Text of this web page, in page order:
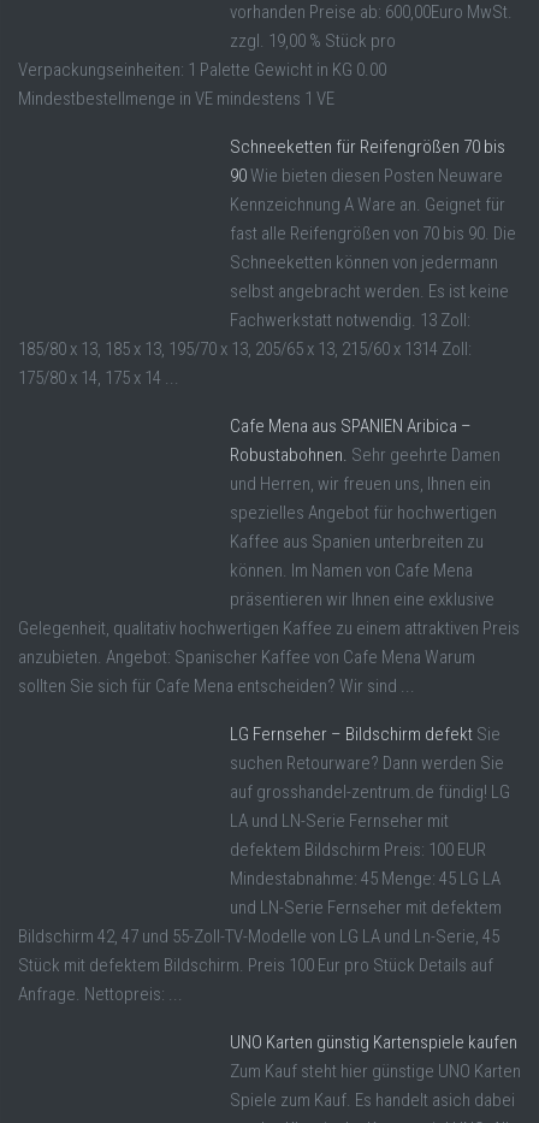
vorhanden Preise ab: 600,00Euro MwSt.
zzgl. 19,00 % Stück pro
Verpackungseinheiten: 1 Palette Gewicht in KG 0.00
Mindestbestellmenge in VE mindestens 1 VE
Schneeketten für Reifengrößen 70 bis
90Wie bieten diesen Posten Neuware
Kennzeichnung A Ware an. Geignet für
fast alle Reifengrößen von 70 bis 90. Die
Schneeketten können von jedermann
selbst angebracht werden. Es ist keine
Fachwerkstatt notwendig. 13 Zoll:
185/80 x 13, 185 x 13, 195/70 x 13, 205/65 x 13, 215/60 x 1314 Zoll:
175/80 x 14, 175 x 14 ...
Cafe Mena aus SPANIEN Aribica –
Robustabohnen. Sehr geehrte Damen
und Herren, wir freuen uns, Ihnen ein
spezielles Angebot für hochwertigen
Kaffee aus Spanien unterbreiten zu
können. Im Namen von Cafe Mena
präsentieren wir Ihnen eine exklusive
Gelegenheit, qualitativ hochwertigen Kaffee zu einem attraktiven Preis
anzubieten. Angebot: Spanischer Kaffee von Cafe Mena Warum
sollten Sie sich für Cafe Mena entscheiden? Wir sind ...
LG Fernseher – Bildschirm defekt Sie
suchen Retourware? Dann werden Sie
auf grosshandel-zentrum.de fündig! LG
LA und LN-Serie Fernseher mit
defektem Bildschirm Preis: 100 EUR
Mindestabnahme: 45 Menge: 45 LG LA
und LN-Serie Fernseher mit defektem
Bildschirm 42, 47 und 55-Zoll-TV-Modelle von LG LA und Ln-Serie, 45
Stück mit defektem Bildschirm. Preis 100 Eur pro Stück Details auf
Anfrage. Nettopreis: ...
UNO Karten günstig Kartenspiele kaufen
Zum Kauf steht hier günstige UNO Karten
Spiele zum Kauf. Es handelt asich dabei